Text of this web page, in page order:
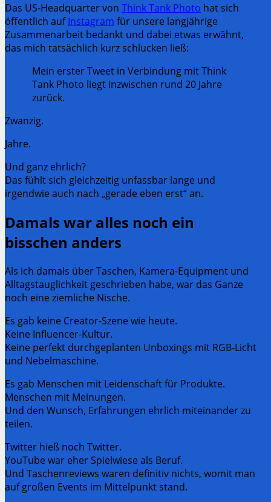
Das US-Headquarter von Think Tank Photo hat sich
öffentlich aufInstagram für unsere langjährige
Zusammenarbeit bedankt und dabei etwas erwähnt,
das mich tatsächlich kurz schlucken ließ:
Mein erster Tweet in Verbindung mit Think
Tank Photo liegt inzwischen rund 20 Jahre
zurück.
Zwanzig.
Jahre.
Und ganz ehrlich?
Das fühlt sich gleichzeitig unfassbar lange und
irgendwie auch nach „gerade eben erst“ an.
Damals war alles noch ein
bisschen anders
Als ich damals über Taschen, Kamera-Equipment und
Alltagstauglichkeit geschrieben habe, war das Ganze
noch eine ziemliche Nische.
Es gab keine Creator-Szene wie heute.
Keine Influencer-Kultur.
Keine perfekt durchgeplanten Unboxings mit RGB-Licht
und Nebelmaschine.
Es gab Menschen mit Leidenschaft für Produkte.
Menschen mit Meinungen.
Und den Wunsch, Erfahrungen ehrlich miteinander zu
teilen.
Twitter hieß noch Twitter.
YouTube war eher Spielwiese als Beruf.
Und Taschenreviews waren definitiv nichts, womit man
auf großen Events im Mittelpunkt stand.